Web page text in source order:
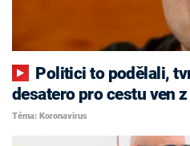
desatero pro cestu ven
Téma: Koronavirus